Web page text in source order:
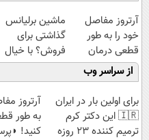
آرتروز مفاصل
خود را به طور
قطعی درمان
کنید!
◗پرسش‌نامه◖
ماشین برلیانس
گذاشتی برای
فروش؟ با خیال
راحت بفروش
از سراسر وب
برای اولین بار در ایران
🇮🇷 این دکتر کرم
ترمیم کننده 23 روزه
آرتروز
به طور
کنید!